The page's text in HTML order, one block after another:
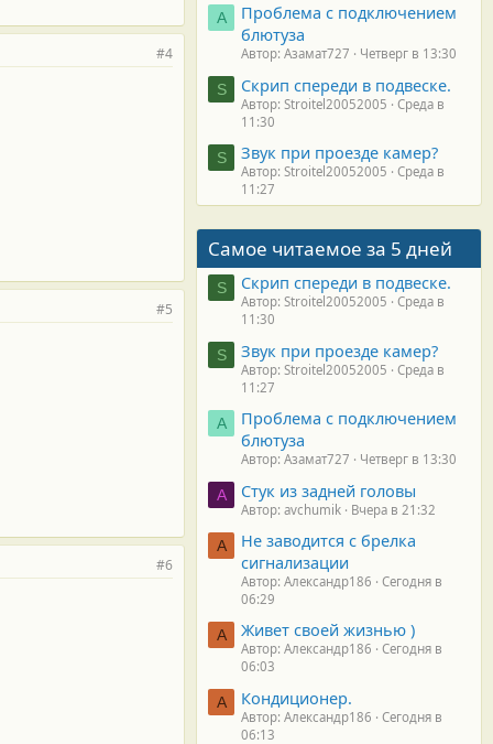
#4
#5
#6
А
Проблема с подключением
блютуза
Автор: Азамат727 Четверг в 13:30
S Скрип спереди в подвеске.
Автор: Stroitel20052005
Среда в
11:30
S Звук при проезде камер?
Автор: Stroitel20052005
Среда в
11:27
Самое читаемое за 5 дней
S Скрип спереди в подвеске.
Автор: Stroitel20052005
Среда в
11:30
S Звук при проезде камер?
Автор: Stroitel20052005
Среда в
11:27
А
Проблема с подключением
блютуза
Автор: Азамат727 Четверг в 13:30
A Стук из задней головы
Автор: avchumik Вчера в 21:32
А
Не заводится с брелка
сигнализации
Автор: Александр186
Сегодня в
06:29
А Живет своей жизнью )
Автор: Александр186
Сегодня в
06:03
А Кондиционер.
Автор: Александр186
Сегодня в
06:13